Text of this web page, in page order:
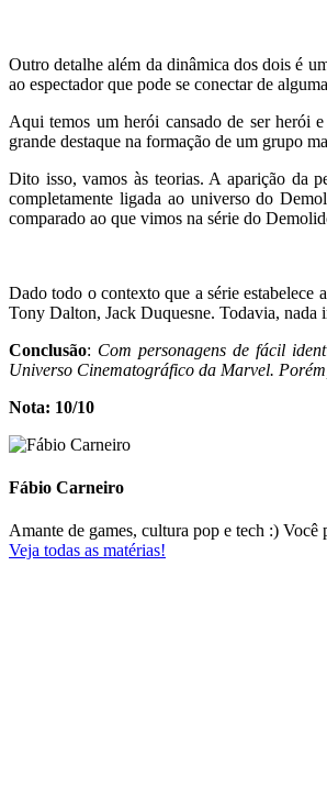
Outro detalhe além da dinâmica dos dois é
ao espectador que pode se conectar de
Aqui temos um herói cansado de ser herói
grande destaque na formação de um grupo
Dito isso, vamos às teorias. A aparição da
completamente ligada ao universo do
comparado ao que vimos na série do
Dado todo o contexto que a série
Tony Dalton, Jack Duquesne. Todavia, nada
Conclusão: Com personagens de fácil
Universo Cinematográfico da Marvel.
Nota: 10/10
Fábio Carneiro
Amante de games, cultura pop e tech :)
Veja todas as matérias!